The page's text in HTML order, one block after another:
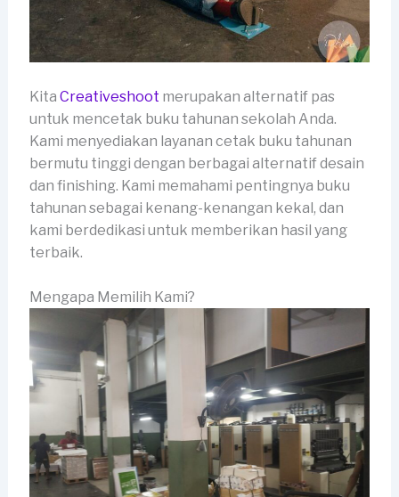
Kita Creativeshoot merupakan alternatif pas
untuk mencetak buku tahunan sekolah Anda.
Kami menyediakan layanan cetak buku tahunan
bermutu tinggi dengan berbagai alternatif desain
dan finishing. Kami memahami pentingnya buku
tahunan sebagai kenang-kenangan kekal, dan
kami berdedikasi untuk memberikan hasil yang
terbaik.
Mengapa Memilih Kami?